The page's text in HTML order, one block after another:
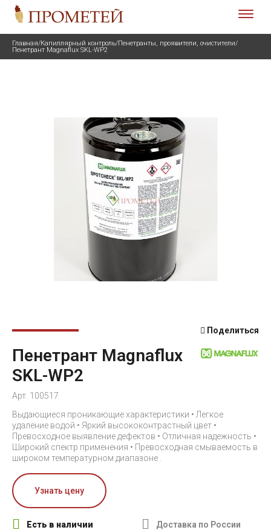
Главная/Капиллярный контроль/Пенетранты, проявители, очистители/
Пенетрант Magnaflux SKL-WP2
Поделиться
Пенетрант Magnaflux
SKL-WP2
Арт. 100517
Выдающиеся проникающие характеристики • Легкое
удаление водой • Яркий высококонтрастный цвет •
Превосходное выявление дефектов • Отличная надежность •
Широкий спектр применения • Превосходная смываемость в
широком температурном диапазоне .
Узнать цену
Есть в наличии Доставка по России